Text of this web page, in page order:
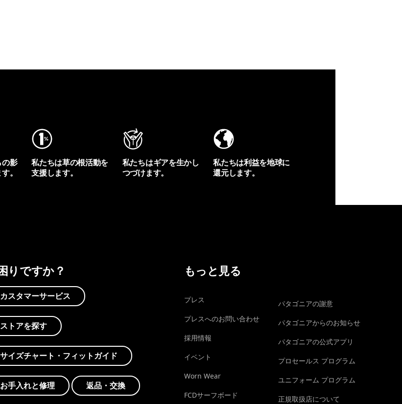
影
。
私たちは草の根活動を
支援します。
私たちはギアを生かし
つづけます。
私たちは利益を地球に
還元します。
りですか？
カスタマーサービス
ストアを探す
サイズチャート・フィットガイド
お手入れと修理 返品・交換
もっと見る
プレス
プレスへのお問い合わせ
採用情報
イベント
Worn Wear
FCDサーフボード
パタゴニアの謝意
パタゴニアからのお知らせ
パタゴニアの公式アプリ
プロセールス プログラム
ユニフォーム プログラム
正規取扱店について